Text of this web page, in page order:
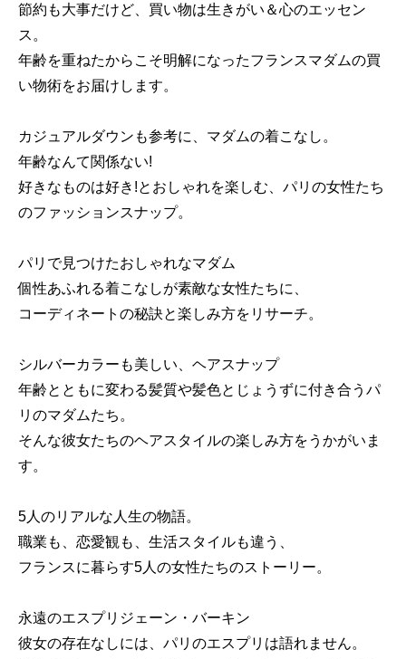
節約も大事だけど、買い物は生きがい＆心のエッセン
ス。
年齢を重ねたからこそ明解になったフランスマダムの買
い物術をお届けします。
カジュアルダウンも参考に、マダムの着こなし。
年齢なんて関係ない!
好きなものは好き!とおしゃれを楽しむ、パリの女性たち
のファッションスナップ。
パリで見つけたおしゃれなマダム
個性あふれる着こなしが素敵な女性たちに、
コーディネートの秘訣と楽しみ方をリサーチ。
シルバーカラーも美しい、ヘアスナップ
年齢とともに変わる髪質や髪色とじょうずに付き合うパ
リのマダムたち。
そんな彼女たちのヘアスタイルの楽しみ方をうかがいま
す。
5人のリアルな人生の物語。
職業も、恋愛観も、生活スタイルも違う、
フランスに暮らす5人の女性たちのストーリー。
永遠のエスプリジェーン・バーキン
彼女の存在なしには、パリのエスプリは語れません。